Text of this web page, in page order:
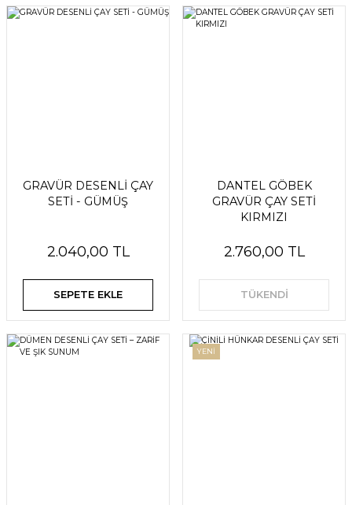
GRAVÜR DESENLİ ÇAY
SETİ - GÜMÜŞ
2.040,00 TL
SEPETE EKLE
DANTEL GÖBEK
GRAVÜR ÇAY SETİ
KIRMIZI
2.760,00 TL
TÜKENDİ
YENİ